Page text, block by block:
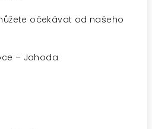
očekávat od našeho
– Jahoda